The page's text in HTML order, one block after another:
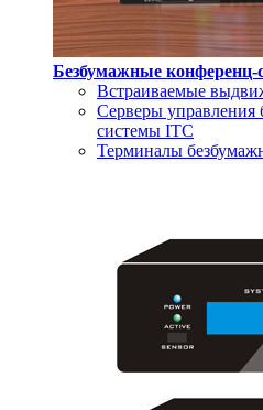
Безбумажные конференц-
Встраиваемые
Серверы управления
системы ITC
Терминалы